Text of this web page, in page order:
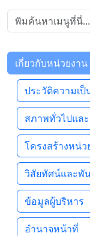
เกี่ยวกับหน่วยงาน
ประวัติความเป็
สภาพทั่วไปแล
โครงสร้างหน่ว
วิสัยทัศน์และพั
ข้อมูลผู้บริหาร
อำนาจหน้าที่